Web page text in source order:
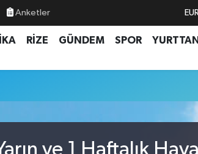
Anketler
RİZE GÜNDEM SPOR YURTTAN